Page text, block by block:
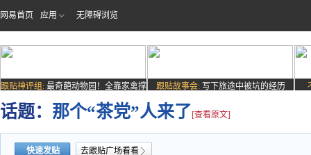
网易首页 应用 无障碍浏览
跟贴神评组: 最奇葩动物园！全靠家禽撑
场子
跟贴故事会: 写下旅途中被坑的经历
话题： 那个“茶党”人来了 [查看原文]
快速发贴 去跟贴广场看看